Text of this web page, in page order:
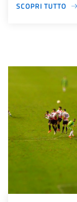
SCOPRI TUTTO